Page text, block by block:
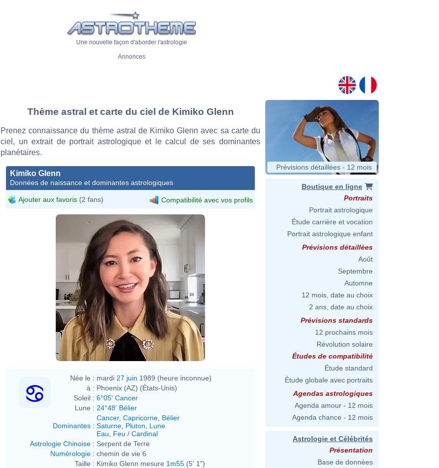
Une nouvelle façon d'aborder l'astrologie
Annonces
Thème astral et carte du ciel de Kimiko Glenn
Prenez connaissance du thème astral de Kimiko Glenn avec sa carte du
ciel, un extrait de portrait astrologique et le calcul de ses dominantes
planétaires.
Kimiko Glenn
Données de naissance et dominantes astrologiques
Ajouter aux favoris (2 fans) Compatibilité avec vos profils
Née le : mardi 27 juin 1989 (heure inconnue)
à : Phoenix (AZ) (États-Unis)
Soleil : 6°05' Cancer
Lune : 24°48' Bélier
Dominantes :
Cancer, Capricorne Bélier
Saturne Pluton
Lune
Eau
Feu / Cardinal
Astrologie Chinoise : Serpent de Terre
Numérologie : chemin de vie 6
Taille : Kimiko Glenn mesure 1m55 (5' 1")
Prévisions détaillées - 12 mois
Boutique en ligne
Portraits
Portrait astrologique
Étude carrière et vocation
Portrait astrologique enfant
Prévisions détaillées
Août
Septembre
Automne
12 mois, date au choix
2 ans, date au choix
Prévisions standards
12 prochains mois
Révolution solaire
Études de compatibilité
Étude standard
Étude globale avec portraits
Agendas astrologiques
Agenda amour - 12 mois
Agenda chance - 12 mois
Astrologie et Célébrités
Présentation
Base de données